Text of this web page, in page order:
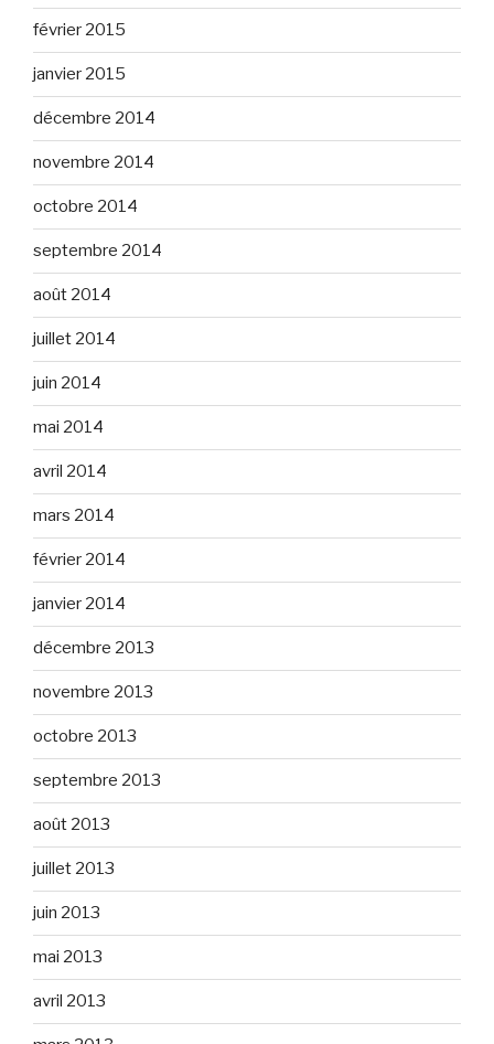
février 2015
janvier 2015
décembre 2014
novembre 2014
octobre 2014
septembre 2014
août 2014
juillet 2014
juin 2014
mai 2014
avril 2014
mars 2014
février 2014
janvier 2014
décembre 2013
novembre 2013
octobre 2013
septembre 2013
août 2013
juillet 2013
juin 2013
mai 2013
avril 2013